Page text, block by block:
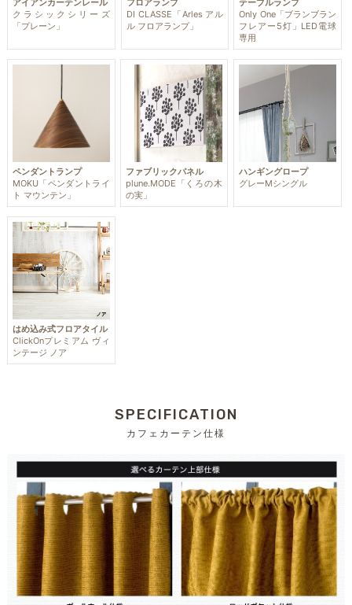
アイアンカーテンレール
クラシックシリーズ
「プレーン」
フロアランプ
DI CLASSE「Arles アル
ル フロアランプ」
テーブルランプ
Only One「ブランブラン
フレアー5灯」LED電球
専用
ペンダントランプ
MOKU「ペンダントライ
ト マウンテン」
ファブリックパネル
plune.MODE「くろの木
の実」
ハンギングロープ
グレーMシングル
はめ込み式フロアタイル
ClickOnプレミアム ヴィ
ンテージ ノア
SPECIFICATION
カフェカーテン仕様